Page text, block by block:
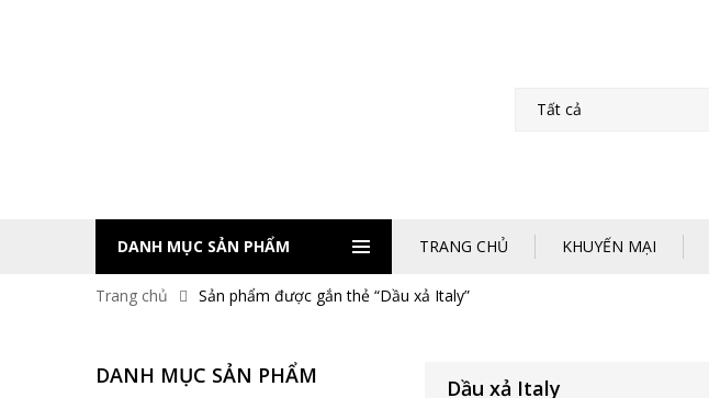
DANH MỤC SẢN PHẨM TRANG CHỦ KHUYẾN MẠI
Trang chủ Sản phẩm được gắn thẻ “Dầu xả Italy”
Dầu xả Italy
DANH MỤC SẢN PHẨM